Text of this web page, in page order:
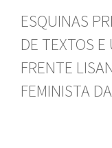
ESQUINAS
DE TEXTOS
FRENTE
FEMINISTA